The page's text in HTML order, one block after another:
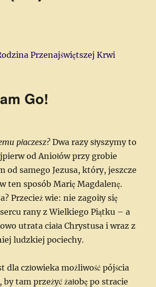
Go!
płaczesz?Dwa razy słyszymy to
od Aniołów przy grobie
od samego Jezusa, który, jeszcze
ten sposób Marię Magdalenę.
Przecież wie: nie zagoiły się
rany z Wielkiego Piątku – a
utrata ciała Chrystusa i wraz z
ludzkiej pociechy.
dla człowieka możliwość pójścia
tam przeżyć żałobę po stracie